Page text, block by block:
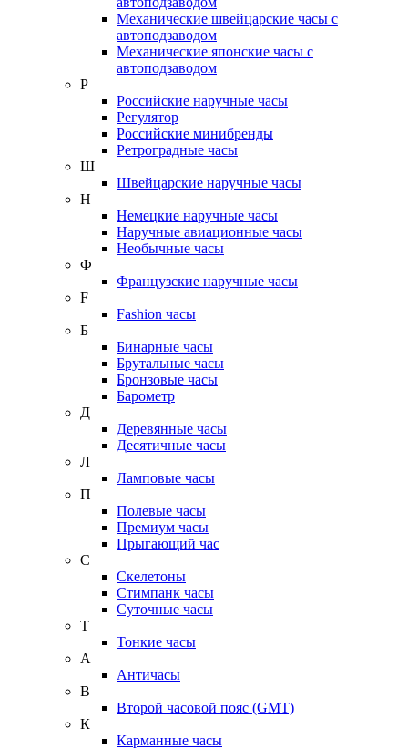
Механические швейцарские часы с
автоподзаводом
Механические японские часы с
автоподзаводом
Р
Российские наручные часы
Регулятор
Российские минибренды
Ретроградные часы
Ш
Швейцарские наручные часы
Н
Немецкие наручные часы
Наручные авиационные часы
Необычные часы
Ф
Французские наручные часы
F
Fashion часы
Б
Бинарные часы
Брутальные часы
Бронзовые часы
Барометр
Д
Деревянные часы
Десятичные часы
Л
Ламповые часы
П
Полевые часы
Премиум часы
Прыгающий час
С
Скелетоны
Стимпанк часы
Суточные часы
Т
Тонкие часы
А
Античасы
В
Второй часовой пояс (GMT)
К
Карманные часы